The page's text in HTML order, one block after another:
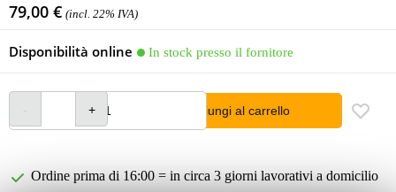
79,00 € (incl. 22% IVA)
Disponibilità online In stock presso il fornitore
Aggiungi al carrello
Ordine prima di 16:00 = in circa 3 giorni lavorativi a domicilio